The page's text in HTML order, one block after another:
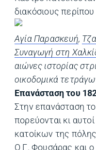
διακόσιους
Αγία Παρασκευή,
Συναγωγή στη
αιώνες ιστορίας
οικοδομικά
Επανάσταση του
Στην επανάσταση
πορεύονται κι
κατοίκων της
Ο Γ. Φουσάρας και